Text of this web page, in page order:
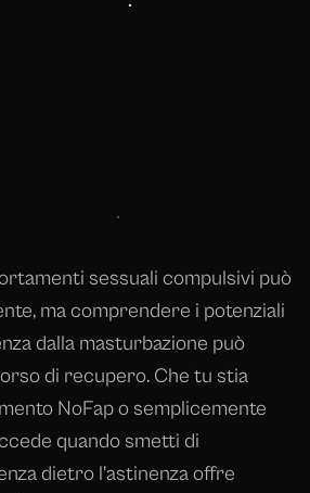
sessuali compulsivi può
ma comprendere i potenziali
dalla masturbazione può
di recupero. Che tu stia
NoFap o semplicemente
quando smetti di
dietro l'astinenza offre